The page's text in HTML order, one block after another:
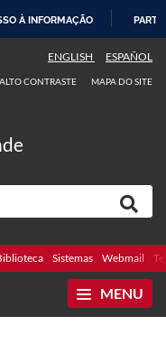
À INFORMAÇÃO
ENGLISH ESPAÑOL
ALTO CONTRASTE MAPA DO SITE
Sistemas Webmail
MENU